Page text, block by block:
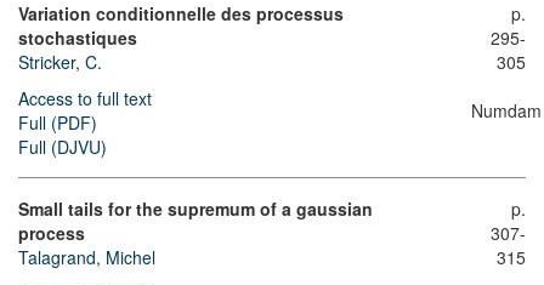
Variation conditionnelle des processus
stochastiques
Stricker, C.
Access to full text
Full (PDF)
Full (DJVU)
p.
295-
305
Numdam
Small tails for the supremum of a gaussian
process
Talagrand, Michel
p.
307-
315